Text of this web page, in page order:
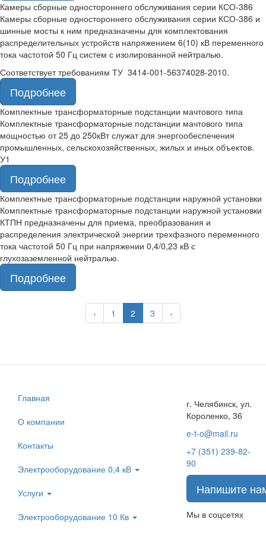
Камеры сборные одностороннего обслуживания серии КСО-386
Камеры сборные одностороннего обслуживания серии КСО-386 и
шинные мосты к ним предназначены для комплектования
распределительных устройств напряжением 6(10) кВ переменного
тока частотой 50 Гц систем с изолированной нейтралью.
Соответствует требованиям ТУ 3414-001-56374028-2010.
Подробнее
Комплектные трансформаторные подстанции мачтового типа
Комплектные трансформаторные подстанции мачтового типа
мощностью от 25 до 250кВт служат для энергообеспечения
промышленных, сельскохозяйственных, жилых и иных объектов.
У1
Подробнее
Комплектные трансформаторные подстанции наружной установки
Комплектные трансформаторные подстанции наружной установки
КТПН предназначены для приема, преобразования и
распределения электрической энергии трехфазного переменного
тока частотой 50 Гц при напряжении 0,4/0,23 кВ с
глухозаземленной нейтралью.
Подробнее
‹ 1 2 3 ›
Главная
О компании
Контакты
Электрооборудование 0,4 кВ
Услуги
Электрооборудование 10 Кв
г. Челябинск, ул.
Короленко, 36
e-t-o@mail.ru
+7 (351) 239-82-
90
Напишите
Мы в соцсетях